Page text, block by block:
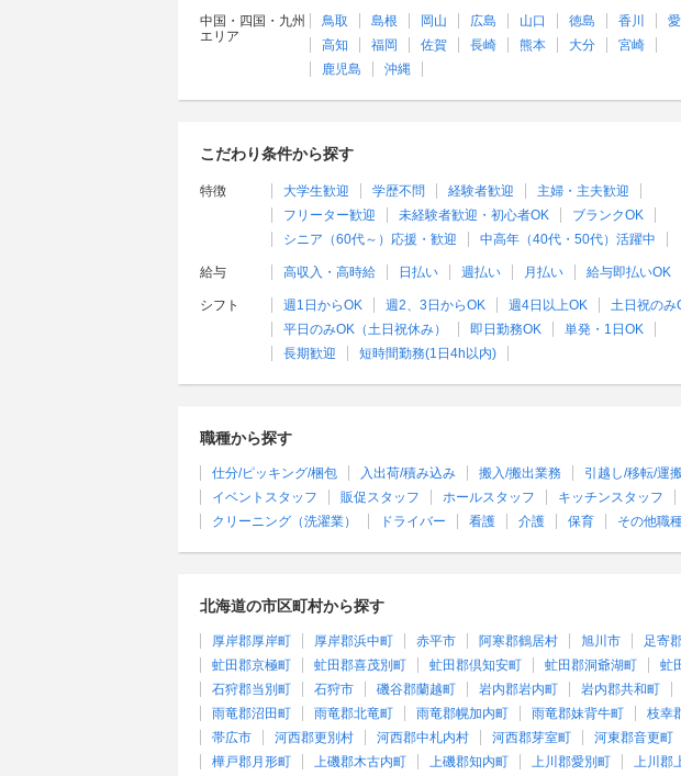
中国・四国・九州
エリア
鳥取 島根 岡山 広島 山口 徳島 香川
高知
福岡 佐賀 長崎 熊本 大分
宮崎
鹿児島
沖縄
こだわり条件から探す
特徴 大学生歓迎 学歴不問 経験者歓迎
主婦・主夫歓迎
フリーター歓迎
未経験者歓迎・初心者OK
ブランクOK
シニア（60代～）応援・歓迎
中高年（40代・50代）活躍中
給与 高収入・高時給 日払い 週払い 月払い 給与即払いOK
シフト 週1日からOK 週2、3日からOK 週4日以上OK
土日祝のみ
平日のみOK（土日祝休み）
即日勤務OK
単発・1日OK
長期歓迎
短時間勤務(1日4h以内)
職種から探す
仕分/ピッキング/梱包 入出荷/積み込み 搬入/搬出業務 引越し/移転/運
イベントスタッフ
販促スタッフ ホールスタッフ キッチンスタッフ
クリーニング（洗濯業）
ドライバー 看護 介護 保育 その他職
北海道の市区町村から探す
厚岸郡厚岸町 厚岸郡浜中町 赤平市 阿寒郡鶴居村 旭川市 足寄
虻田郡京極町
虻田郡喜茂別町 虻田郡倶知安町 虻田郡洞爺湖町 虻
石狩郡当別町
石狩市 磯谷郡蘭越町 岩内郡岩内町 岩内郡共和町
雨竜郡沼田町
雨竜郡北竜町 雨竜郡幌加内町 雨竜郡妹背牛町 枝幸
帯広市
河西郡更別村 河西郡中札内村 河西郡芽室町 河東郡音更町
樺戸郡月形町
上磯郡木古内町 上磯郡知内町 上川郡愛別町 上川郡